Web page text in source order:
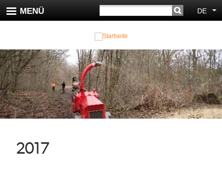
zum
Inhalt
MENÜ DE
SUCHE
2017